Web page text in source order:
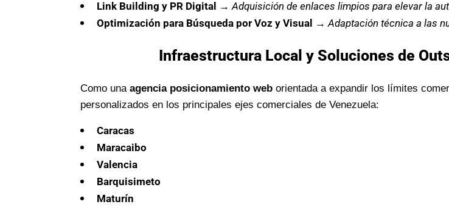
Link Building y PR Digital → Adquisición de enlaces limpios para elevar la
Optimización para Búsqueda por Voz y Visual → Adaptación técnica a las
Infraestructura Local y Soluciones de
Como una agencia posicionamiento web orientada a expandir los límites
personalizados en los principales ejes comerciales de Venezuela:
Caracas
Maracaibo
Valencia
Barquisimeto
Maturín